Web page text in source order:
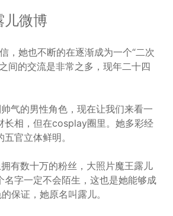
儿微博
，她也不断的在逐渐成为一个“二次
间的交流是非常之多，现年二十四
气的男性角色，现在让我们来看一
长相，但在cosplay圈里。她多彩经
官立体鲜明。
有数十万的粉丝，大照片魔王露儿
名字一定不会陌生，这也是她能够成
保证，她原名叫露儿。